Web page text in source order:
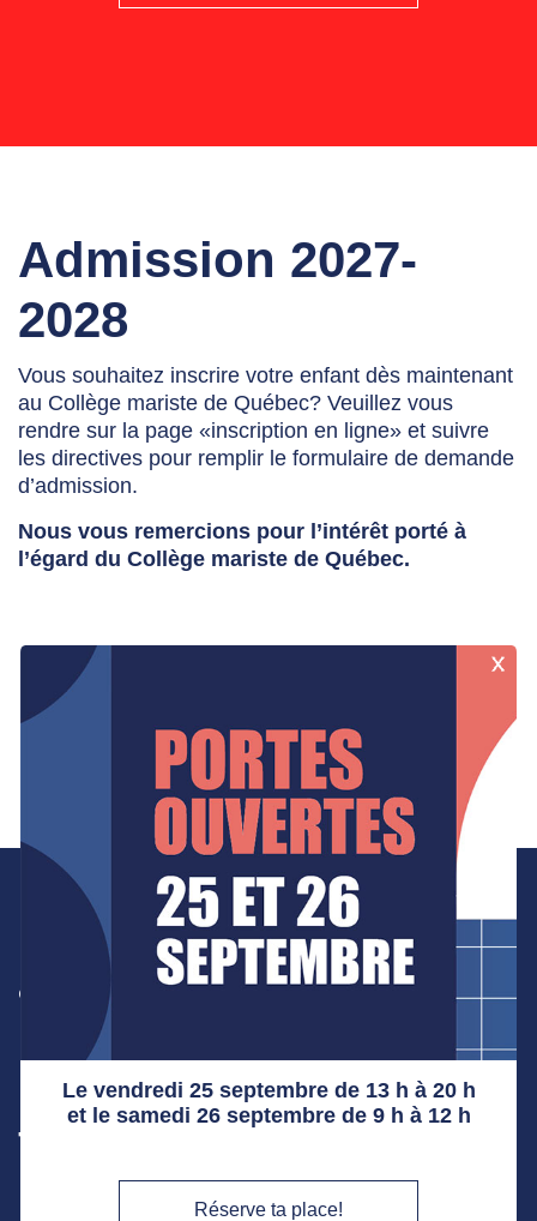
Admission 2027-
2028
Vous souhaitez inscrire votre enfant dès maintenant
au Collège mariste de Québec? Veuillez vous
rendre sur la page «inscription en ligne» et suivre
les directives pour remplir le formulaire de demande
d’admission.
Nous vous remercions pour l’intérêt porté à
l’égard du Collège mariste de Québec.
Mariste pour la vie :
apprendre, réfléchir,
partager et devenir
meilleur. Une autre
façon de changer le
monde.
Le vendredi 25 septembre de 13 h à 20 h
et le samedi 26 septembre de 9 h à 12 h
Réserve ta place!